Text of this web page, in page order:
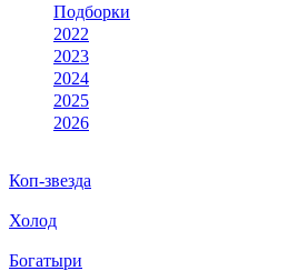
Подборки
2022
2023
2024
2025
2026
Коп-звезда
Холод
Богатыри